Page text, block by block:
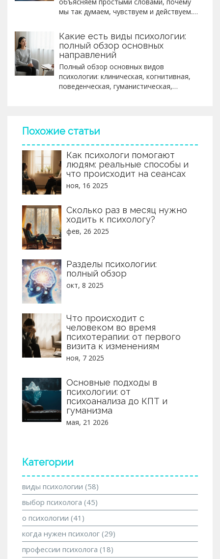
мы так думаем, чувствуем и действуем.
понятные примеры и практические шаги.
Какие есть виды психологии:
полный обзор основных
направлений
Полный обзор основных видов
психологии: клиническая, когнитивная,
поведенческая, гуманистическая,
Похожие статьи
Как психологи помогают
людям: реальные способы и
что происходит на сеансах
ноя, 16 2025
Сколько раз в месяц нужно
ходить к психологу?
фев, 26 2025
Разделы психологии:
полный обзор
окт, 8 2025
Что происходит с
человеком во время
психотерапии: от первого
визита к изменениям
ноя, 7 2025
Основные подходы в
психологии: от
психоанализа до КПТ и
гуманизма
мая, 21 2026
Категории
виды психологии (58)
выбор психолога (45)
о психологии (41)
когда нужен психолог (29)
профессии психолога (18)